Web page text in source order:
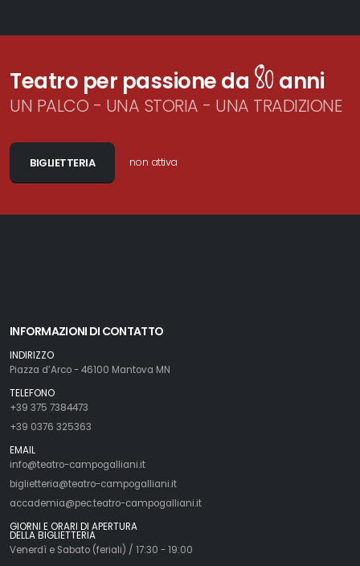
Teatro per passione da80 anni
UN PALCO - UNA STORIA - UNA TRADIZIONE
BIGLIETTERIA non attiva
INFORMAZIONI DI CONTATTO
INDIRIZZO
Piazza d’Arco - 46100 Mantova MN
TELEFONO
+39 375 7384473
+39 0376 325363
EMAIL
info@teatro-campogalliani.it
biglietteria@teatro-campogalliani.it
accademia@pec.teatro-campogalliani.it
GIORNI E ORARI DI APERTURA
DELLA BIGLIETTERIA
Venerdì e Sabato (feriali) / 17:30 - 19:00